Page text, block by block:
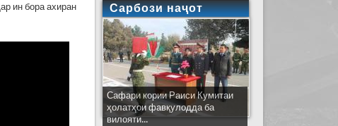
ин бора ахиран
Сарбози наҷот
Сафари кории Раиси Кумитаи
ҳолатҳои фавқулодда ба
вилояти...